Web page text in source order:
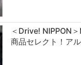
＜Drive! NIPPON
商品セレクト！ア